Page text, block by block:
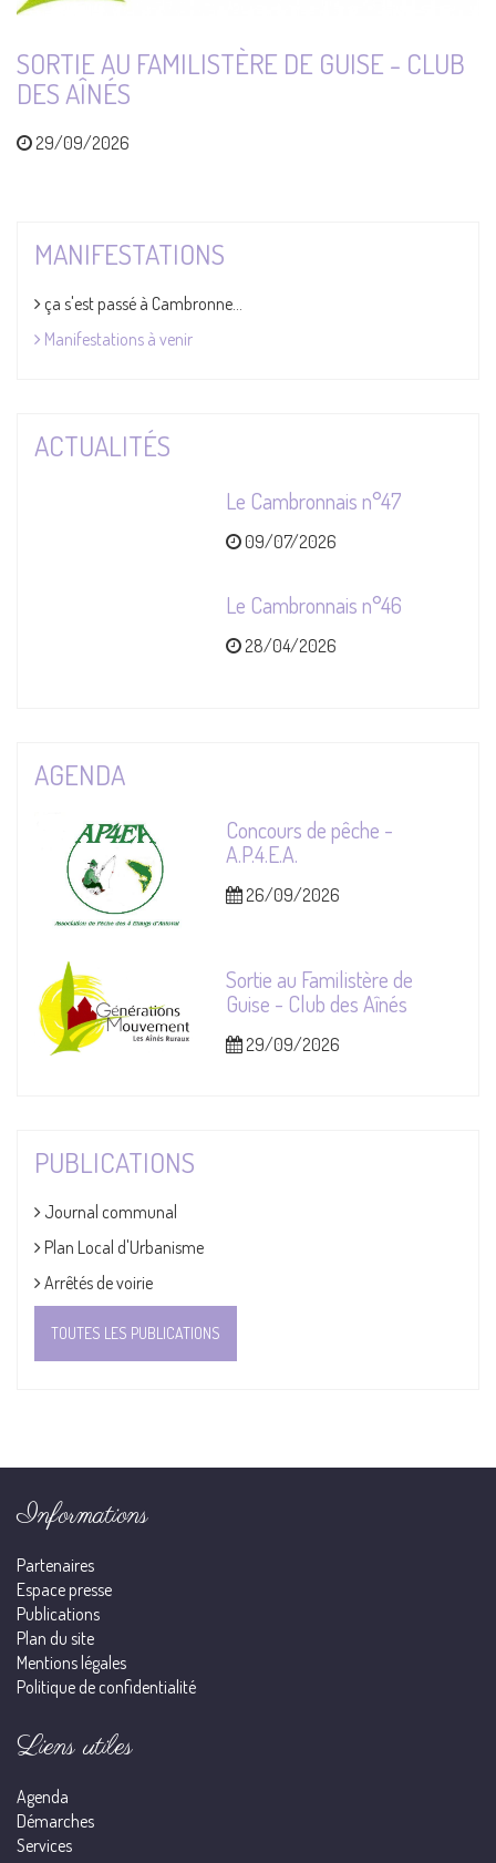
SORTIE AU FAMILISTÈRE DE GUISE - CLUB
DES AÎNÉS
29/09/2026
MANIFESTATIONS
ça s'est passé à Cambronne...
Manifestations à venir
ACTUALITÉS
Le Cambronnais n°47
09/07/2026
Le Cambronnais n°46
28/04/2026
AGENDA
Concours de pêche -
A.P.4.E.A.
26/09/2026
Sortie au Familistère de
Guise - Club des Aînés
29/09/2026
PUBLICATIONS
Journal communal
Plan Local d'Urbanisme
Arrêtés de voirie
TOUTES LES PUBLICATIONS
Informations
Partenaires
Espace presse
Publications
Plan du site
Mentions légales
Politique de confidentialité
Liens utiles
Agenda
Démarches
Services